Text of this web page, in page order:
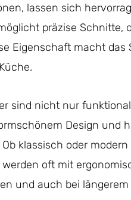
lassen sich
präzise Schnitte,
Eigenschaft macht
sind nicht nur
Design und
klassisch oder
werden oft mit
und auch bei